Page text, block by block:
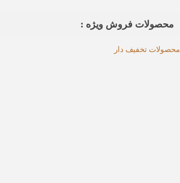
محصولات فروش ویژه :
محصولات تخفیف دار